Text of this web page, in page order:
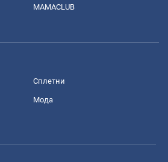
MAMACLUB
Сплетни
Мода